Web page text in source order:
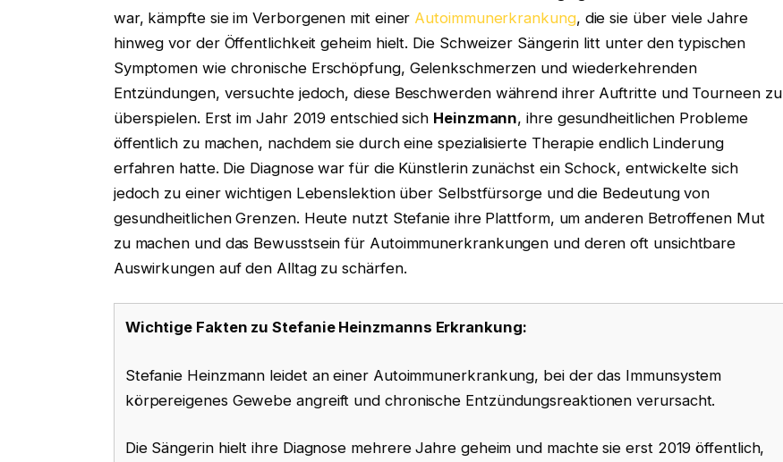
war, kämpfte sie im Verborgenen mit einer Autoimmunerkrankung, die sie über viele Jahre
hinweg vor der Öffentlichkeit geheim hielt. Die Schweizer Sängerin litt unter den typischen
Symptomen wie chronische Erschöpfung, Gelenkschmerzen und wiederkehrenden
Entzündungen, versuchte jedoch, diese Beschwerden während ihrer Auftritte und Tourneen zu
überspielen. Erst im Jahr 2019 entschied sich Heinzmann, ihre gesundheitlichen Probleme
öffentlich zu machen, nachdem sie durch eine spezialisierte Therapie endlich Linderung
erfahren hatte. Die Diagnose war für die Künstlerin zunächst ein Schock, entwickelte sich
jedoch zu einer wichtigen Lebenslektion über Selbstfürsorge und die Bedeutung von
gesundheitlichen Grenzen. Heute nutzt Stefanie ihre Plattform, um anderen Betroffenen Mut
zu machen und das Bewusstsein für Autoimmunerkrankungen und deren oft unsichtbare
Auswirkungen auf den Alltag zu schärfen.
Wichtige Fakten zu Stefanie Heinzmanns Erkrankung:
Stefanie Heinzmann leidet an einer Autoimmunerkrankung, bei der das Immunsystem
körpereigenes Gewebe angreift und chronische Entzündungsreaktionen verursacht.
Die Sängerin hielt ihre Diagnose mehrere Jahre geheim und machte sie erst 2019 öffentlich,